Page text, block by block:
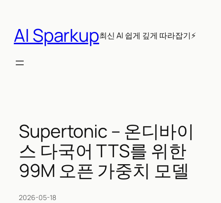
AI Sparkup최신 AI 쉽게 깊게 따라잡기⚡
Supertonic – 온디바이
스 다국어 TTS를 위한
99M 오픈 가중치 모델
2026-05-18